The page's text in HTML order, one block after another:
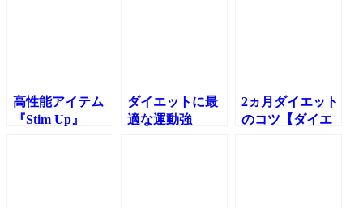
高性能アイテム
『Stim Up』
ダイエットに最
適な運動強
2ヵ月ダイエット
のコツ【ダイエ